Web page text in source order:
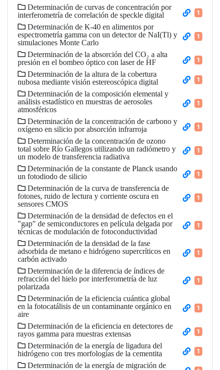
Determinación de curvas de concentración por
interferometría de correlación de speckle digital
1
Determinación de K-40 en alimentos por
espectrometría gamma con un detector de NaI(Tl) y
simulaciones Monte Carlo
1
Determinación de la absorción del CO₂ a alta
presión en el bombeo óptico con laser de HF
1
Determinación de la altura de la cobertura
nubosa mediante visión estereoscópica digital
1
Determinación de la composición elemental y
análisis estadístico en muestras de aerosoles
atmosféricos
1
Determinación de la concentración de carbono y
oxígeno en silicio por absorción infrarroja
1
Determinación de la concentración de ozono
total sobre Río Gallegos utilizando un radiómetro y
un modelo de transferencia radiativa
1
Determinación de la constante de Planck usando
un fotodiodo de silicio
1
Determinación de la curva de transferencia de
fotones, ruido de lectura y corriente oscura en
sensores CMOS
1
Determinación de la densidad de defectos en el
"gap" de semiconductores en película delgada por
técnicas de modulación de fotoconductividad
1
Determinación de la densidad de la fase
adsorbida de metano e hidrógeno supercríticos en
carbón activado
1
Determinación de la diferencia de índices de
refracción del hielo por interferometría de luz
polarizada
1
Determinación de la eficiencia cuántica global
en la fotocatálisis de un contaminante orgánico en
aire
1
Determinación de la eficiencia en detectores de
rayos gamma para muestras extensas
1
Determinación de la energía de ligadura del
hidrógeno con tres morfologías de la cementita
1
Determinación de la energía de migración de